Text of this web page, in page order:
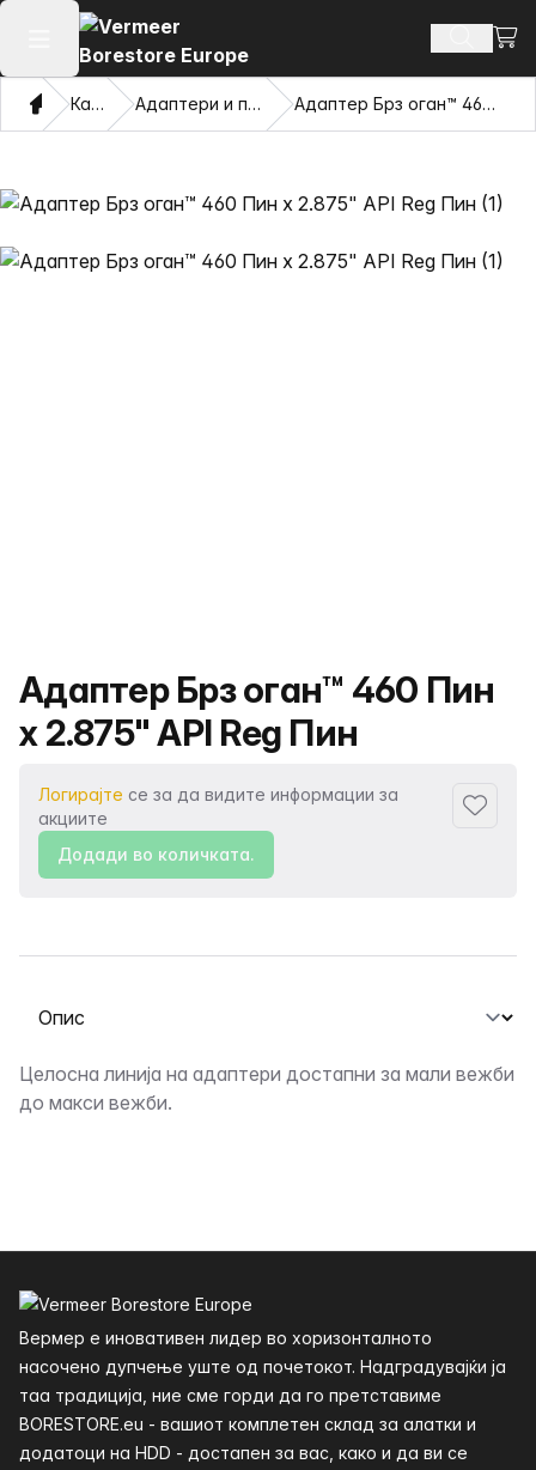
Отвори го главното мени
ДомаКаталог Адаптери и повлекувачки очи Адаптер Брз оган™ 460 Пин x 2.875" API Reg Пин
Име на производот
Адаптер Брз оган™ 460 Пин
x 2.875" API Reg Пин
Логирајте се за да видите информации за
акциите
Додади во количката.
Изберете таб
Опис
Целосна линија на адаптери достапни за мали вежби
до макси вежби.
Вермер е иновативен лидер во хоризонталното
насочено дупчење уште од почетокот. Надградувајќи ја
таа традиција, ние сме горди да го претставиме
BORESTORE.eu - вашиот комплетен склад за алатки и
додатоци на HDD - достапен за вас, како и да ви се